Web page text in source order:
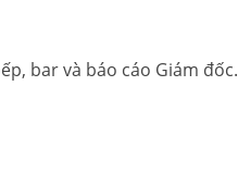
bar và báo cáo Giám đốc.